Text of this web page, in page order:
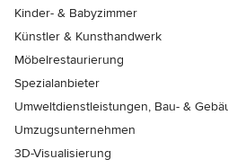
Kinder- & Babyzimmer
Künstler & Kunsthandwerk
Möbelrestaurierung
Spezialanbieter
Umweltdienstleistungen, Bau- &
Umzugsunternehmen
3D-Visualisierung